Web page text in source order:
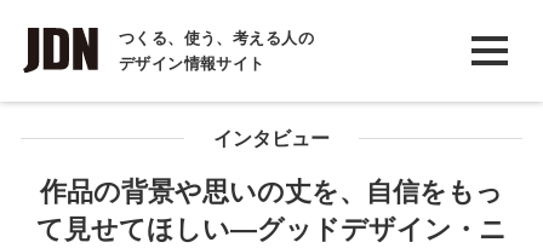
つくる、使う、考える人の
デザイン情報サイト
INTERVIEW
インタビュー
REPORT
COLUMN
インタビュー
作品の背景や思いの丈を、自信をもっ
て見せてほしい―グッドデザイン・ニ